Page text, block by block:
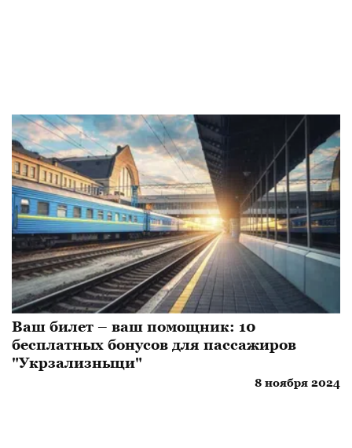
Ваш билет – ваш помощник: 10
бесплатных бонусов для пассажиров
"Укрзализныци"
8 ноября 2024